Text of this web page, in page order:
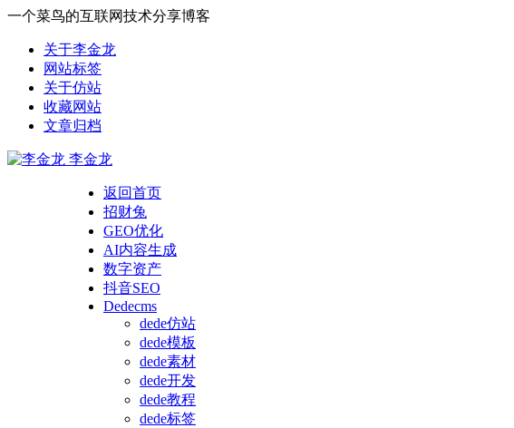
一个菜鸟的互联网技术分享博客
关于李金龙
网站标签
关于仿站
收藏网站
文章归档
李金龙
返回首页
招财兔
GEO优化
AI内容生成
数字资产
抖音SEO
Dedecms
dede仿站
dede模板
dede素材
dede开发
dede教程
dede标签